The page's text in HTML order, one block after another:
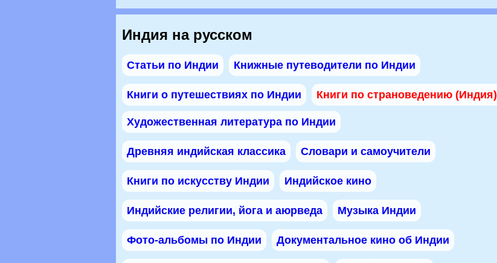
Индия на русском
Статьи по Индии Книжные путеводители по Индии
Книги о путешествиях по Индии Книги по страноведению (Индия)
Художественная литература по Индии
Древняя индийская классика Словари и самоучители
Книги по искусству Индии Индийское кино
Индийские религии, йога и аюрведа Музыка Индии
Фото-альбомы по Индии Документальное кино об Индии